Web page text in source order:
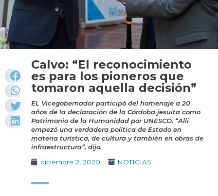
Calvo: “El reconocimiento
es para los pioneros que
tomaron aquella decisión”
EL Vicegobernador participó del homenaje a 20
años de la declaración de la Córdoba jesuita como
Patrimonio de la Humanidad por UNESCO. “Allí
empezó una verdadera política de Estado en
materia turística, de cultura y también en obras de
infraestructura”, dijo.
diciembre 2, 2020
NOTICIAS